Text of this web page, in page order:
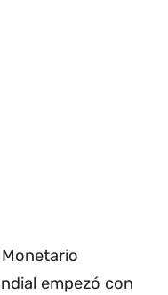
empezó con